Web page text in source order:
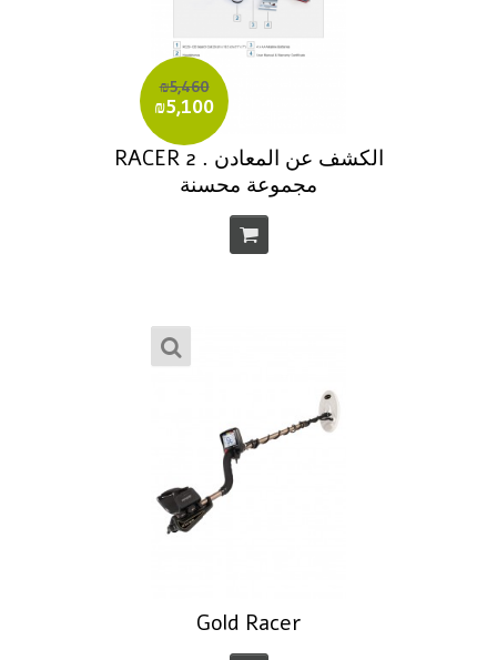
₪5,460
₪5,100
الكشف عن المعادن . RACER 2
مجموعة محسنة
Gold Racer